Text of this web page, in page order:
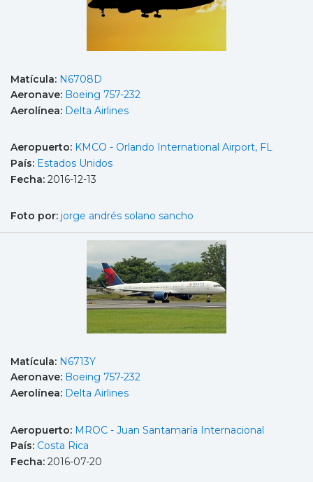
Matícula: N6708D
Aeronave: Boeing 757-232
Aerolínea: Delta Airlines
Aeropuerto: KMCO - Orlando International Airport, FL
País: Estados Unidos
Fecha: 2016-12-13
Foto por: jorge andrés solano sancho
Matícula: N6713Y
Aeronave: Boeing 757-232
Aerolínea: Delta Airlines
Aeropuerto: MROC - Juan Santamaría Internacional
País: Costa Rica
Fecha: 2016-07-20